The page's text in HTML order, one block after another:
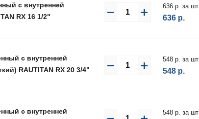
с внутренней
RX 16 1/2"
636 р. за шт
636 р.
с внутренней
RAUTITAN RX 20 3/4"
548 р. за шт
548 р.
с внутренней
548 р. за шт